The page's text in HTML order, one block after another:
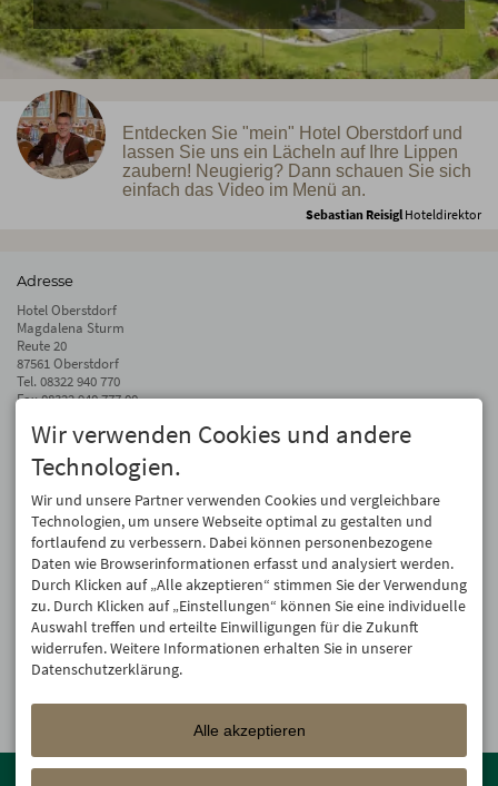
Entdecken Sie "mein" Hotel Oberstdorf und
lassen Sie uns ein Lächeln auf Ihre Lippen
zaubern! Neugierig? Dann schauen Sie sich
einfach das Video im Menü an.
Sebastian Reisigl Hoteldirektor
Adresse
Hotel Oberstdorf
Magdalena Sturm
Reute 20
87561 Oberstdorf
Tel. 08322 940 770
Fax 08322 940 777 00
info@hotel-oberstdorf.de
Auf dem Laufenden bleiben
Wir geben Ihre E-Mail-Adresse nicht weiter. Wir mögen auch keinen Spam.
Versprochen! Eine Abmeldung ist jederzeit möglich.
Anmelden
Mitglied der Oberstdorf Resort Familien mit den schönsten
Wir verwenden Cookies und andere
Technologien.
Wir und unsere Partner verwenden Cookies und vergleichbare
Technologien, um unsere Webseite optimal zu gestalten und
fortlaufend zu verbessern. Dabei können personenbezogene
Daten wie Browserinformationen erfasst und analysiert werden.
Durch Klicken auf „Alle akzeptieren“ stimmen Sie der Verwendung
zu. Durch Klicken auf „Einstellungen“ können Sie eine individuelle
Auswahl treffen und erteilte Einwilligungen für die Zukunft
widerrufen. Weitere Informationen erhalten Sie in unserer
Datenschutzerklärung.
Alle akzeptieren